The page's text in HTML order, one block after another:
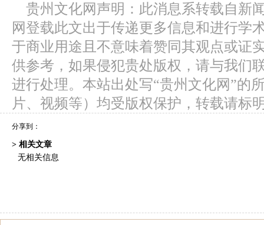
贵州文化网声明：此消息系转载自新
网登载此文出于传递更多信息和进行学
于商业用途且不意味着赞同其观点或证
供参考，如果侵犯贵处版权，请与我们
进行处理。本站出处写“贵州文化网”的
片、视频等）均受版权保护，转载请标
分享到：
> 相关文章
无相关信息